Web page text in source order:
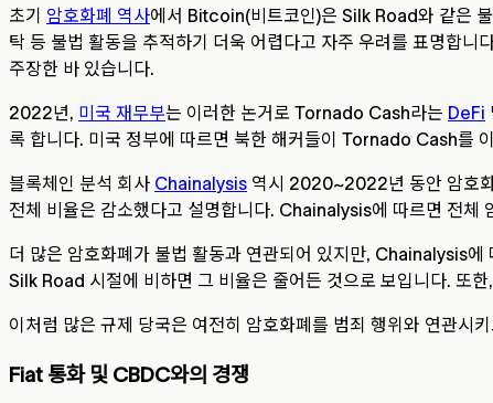
초기 암호화폐 역사에서 Bitcoin(비트코인)은 Silk Road와 같은
탁 등 불법 활동을 추적하기 더욱 어렵다고 자주 우려를 표명합니
주장한 바 있습니다.
2022년, 미국 재무부는 이러한 논거로 Tornado Cash라는 DeFi
록 합니다. 미국 정부에 따르면 북한 해커들이 Tornado Cash를
블록체인 분석 회사 Chainalysis 역시 2020~2022년 동안 암호화
전체 비율은 감소했다고 설명합니다. Chainalysis에 따르면 전
더 많은 암호화폐가 불법 활동과 연관되어 있지만, Chainalysis
Silk Road 시절에 비하면 그 비율은 줄어든 것으로 보입니다. 또한,
이처럼 많은 규제 당국은 여전히 암호화폐를 범죄 행위와 연관시
Fiat 통화 및 CBDC와의 경쟁